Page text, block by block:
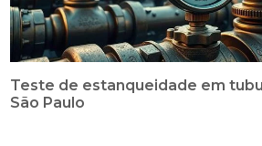
Teste de estanqueidade em
São Paulo